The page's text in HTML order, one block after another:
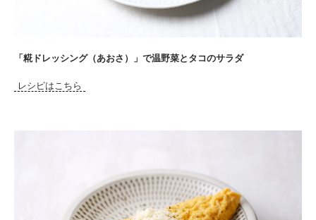
「糀ドレッシング（あおさ）」で温野菜とタコのサラダ
レシピはこちら